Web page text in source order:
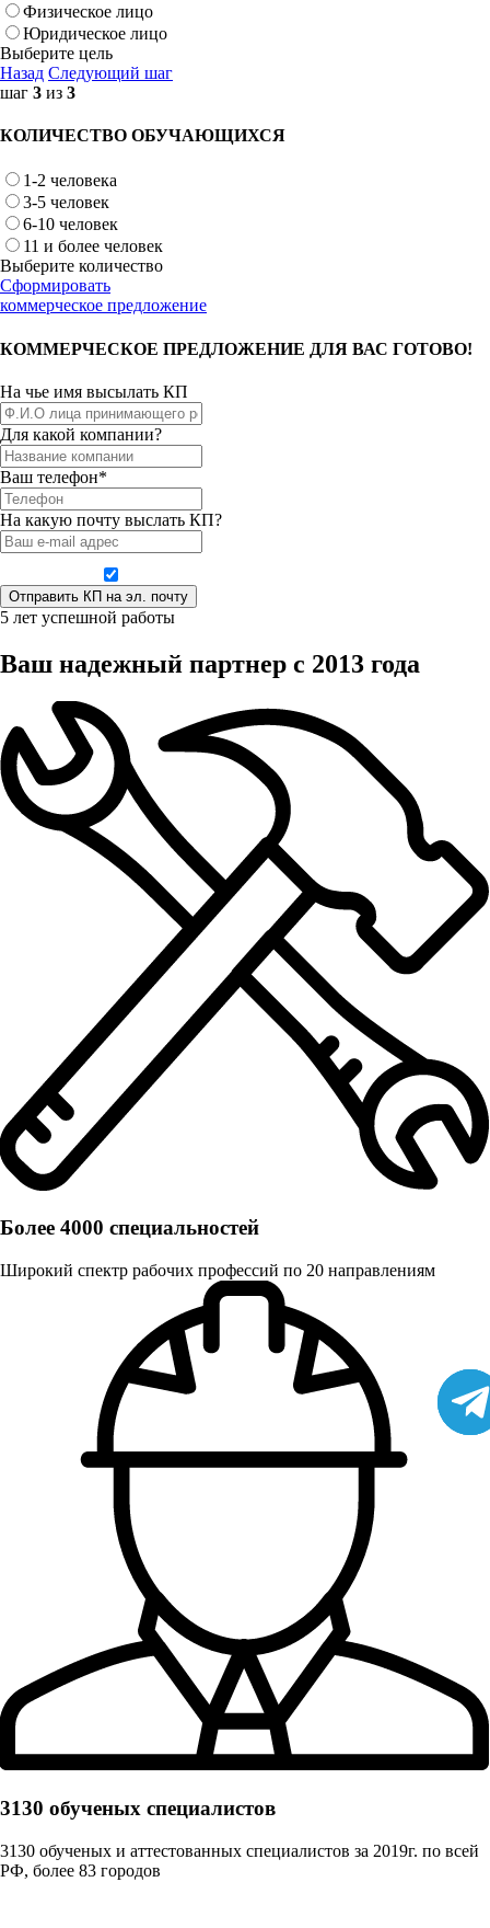
Физическое лицо
Юридическое лицо
Выберите цель
Назад Следующий шаг
шаг 3 из 3
КОЛИЧЕСТВО ОБУЧАЮЩИХСЯ
1-2 человека
3-5 человек
6-10 человек
11 и более человек
Выберите количество
Сформировать
коммерческое предложение
КОММЕРЧЕСКОЕ ПРЕДЛОЖЕНИЕ ДЛЯ ВАС ГОТОВО!
На чье имя высылать КП
Для какой компании?
Ваш телефон*
На какую почту выслать КП?
5 лет успешной работы
Ваш надежный партнер с 2013 года
Более 4000 специальностей
Широкий спектр рабочих профессий по 20 направлениям
3130 обученых cпециалистов
3130 обученых и аттестованных специалистов за 2019г. по всей
РФ, более 83 городов